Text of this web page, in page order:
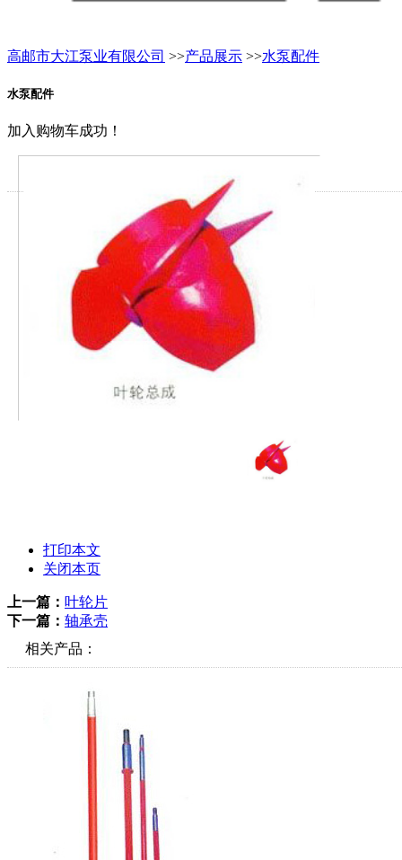
高邮市大江泵业有限公司 >>产品展示 >>水泵配件
水泵配件
加入购物车成功！
打印本文
关闭本页
上一篇： 叶轮片
下一篇： 轴承壳
相关产品：